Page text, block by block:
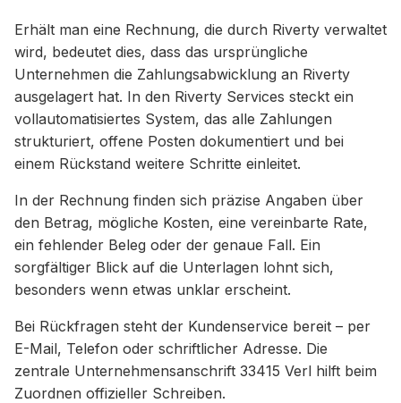
Erhält man eine Rechnung, die durch Riverty verwaltet
wird, bedeutet dies, dass das ursprüngliche
Unternehmen die Zahlungsabwicklung an Riverty
ausgelagert hat. In den Riverty Services steckt ein
vollautomatisiertes System, das alle Zahlungen
strukturiert, offene Posten dokumentiert und bei
einem Rückstand weitere Schritte einleitet.
In der Rechnung finden sich präzise Angaben über
den Betrag, mögliche Kosten, eine vereinbarte Rate,
ein fehlender Beleg oder der genaue Fall. Ein
sorgfältiger Blick auf die Unterlagen lohnt sich,
besonders wenn etwas unklar erscheint.
Bei Rückfragen steht der Kundenservice bereit – per
E-Mail, Telefon oder schriftlicher Adresse. Die
zentrale Unternehmensanschrift 33415 Verl hilft beim
Zuordnen offizieller Schreiben.